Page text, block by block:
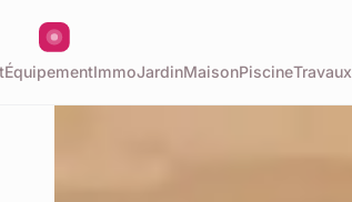
ÉquipementImmoJardinMaisonPiscineTravaux